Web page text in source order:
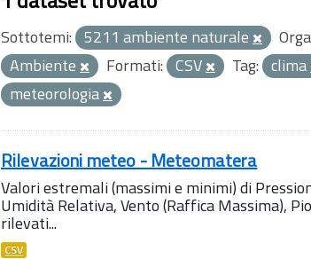
Sottotemi: 5211 ambiente naturale
Ambiente
Formati: CSV Tag: clima
meteorologia
Rilevazioni meteo - Meteomatera
Valori estremali (massimi e minimi) di
Umidità Relativa, Vento (Raffica Massima),
rilevati...
CSV